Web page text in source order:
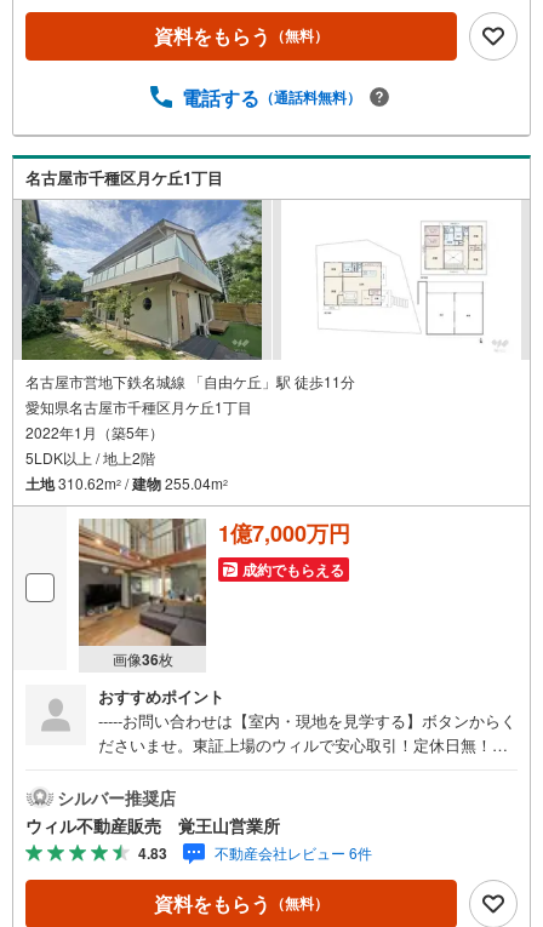
えます◆駐車スペース2台分ございます！来客時にも心強い
ですね◆前面道路は幅員約6mと広く開放感たっぷり◆「春
時間はお電話が繋がりやすくなっております。お気軽にご
りご希望の日時をご記入いただけますとスムーズにご案内
が可能です。**住宅ローン**諸費用込融資や築年数の古い物
件のローンも得意としており、最適な銀行をご提案しま
す。**リフォーム**理想の間取り、テイストを作り上げられ
ます！リフォームプランナーの同行も可能です。
資料をもらう （無料）
電話する （通話料無料）
名古屋市千種区月ケ丘1丁目
名古屋市営地下鉄名城線 「自由ケ丘」駅 徒歩11分
愛知県名古屋市千種区月ケ丘1丁目
2022年1月（築5年）
5LDK以上 / 地上2階
土地310.62m2 /建物255.04m2
画像36枚
1億7,000万円
成約でもらえる
おすすめポイント
-----お問い合わせは【室内・現地を見学する】ボタンからく
ださいませ。東証上場のウィルで安心取引！定休日無！平
担当する専門部署が、あなたの住宅ローンをお手伝い！リ
フォーム・リノベも併せて相談可能！お子様連れのご家族
も落ち着いてお話ができるよう、キッズスペースを設置し
ています。【営業時間 10:00-19:00】（年中無休）上記時間
はお電話が繋がりやすくなっております。ぜひお気軽にご
連絡下さい！-----
シルバー推奨店
ウィル不動産販売 覚王山営業所
4.83 不動産会社レビュー 6件
資料をもらう （無料）